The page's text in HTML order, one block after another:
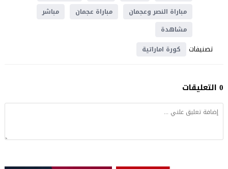
مباراة النصر وعجمان
مباراة عجمان
مباشر
مشاهدة
تصنيفات كورة اماراتية
0 التعليقات